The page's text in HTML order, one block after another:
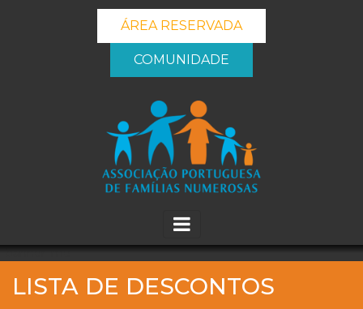
ÁREA RESERVADA
COMUNIDADE
_banner_me_
LISTA DE DESCONTOS